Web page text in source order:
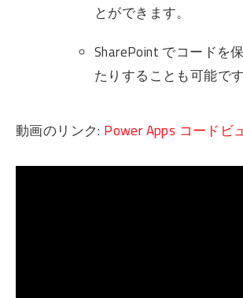
とができます。
SharePoint でコードを
たりすることも可能です
動画のリンク: Power Apps コードビ